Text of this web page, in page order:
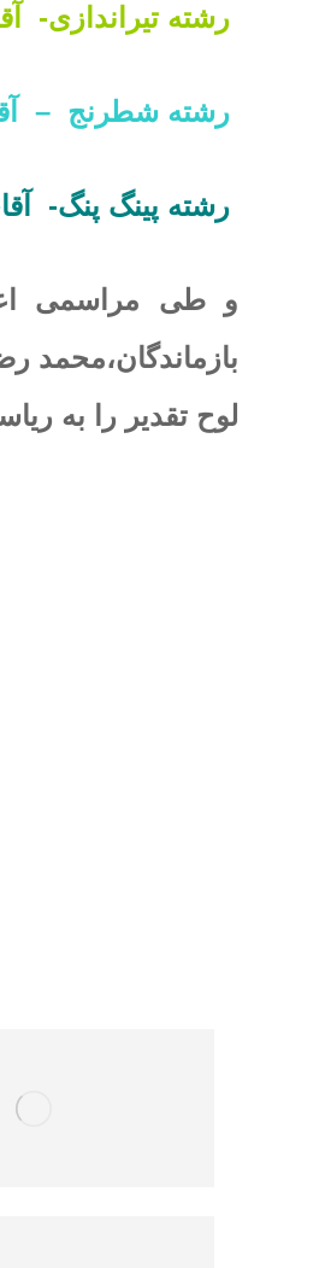
رشته تیراندازی-
رشته شطرنج –
رشته پینگ پنگ-
و طی مراسمی
بازماندگان،محمد
لوح تقدیر را به